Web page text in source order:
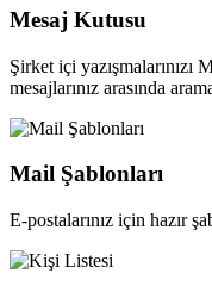
Mesaj Kutusu
Şirket içi
mesajlarınız arasında
Mail Şablonları
E-postalarınız için hazır